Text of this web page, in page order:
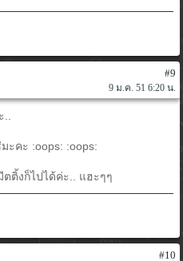
#9
9 ม.ค. 51 6:20 น.
ะคะ :oops: :oops:
ติ้งก็ไปได้ค่ะ.. แฮะๆๆ
#10